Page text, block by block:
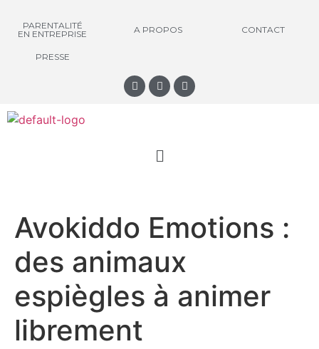
PARENTALITÉ
EN ENTREPRISE
A PROPOS CONTACT
PRESSE
Avokiddo Emotions :
des animaux
espiègles à animer
librement